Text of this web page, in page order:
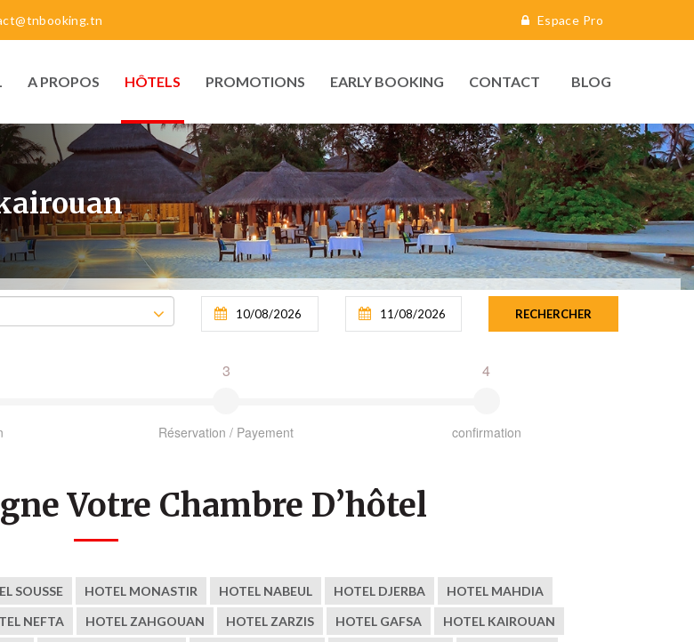
Espace Pro
A PROPOS HÔTELS PROMOTIONS EARLY BOOKING CONTACT BLOG
3
Réservation / Payement
4
confirmation
Votre Chambre D’hôtel
SOUSSE HOTEL MONASTIR HOTEL NABEUL HOTEL DJERBA
HOTEL MAHDIA
NEFTA HOTEL ZAHGOUAN HOTEL ZARZIS HOTEL GAFSA
HOTEL KAIROUAN